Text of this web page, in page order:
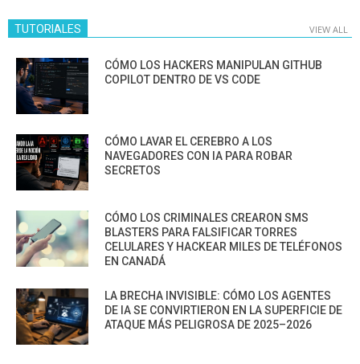
TUTORIALES VIEW ALL
CÓMO LOS HACKERS MANIPULAN GITHUB
COPILOT DENTRO DE VS CODE
CÓMO LAVAR EL CEREBRO A LOS
NAVEGADORES CON IA PARA ROBAR
SECRETOS
CÓMO LOS CRIMINALES CREARON SMS
BLASTERS PARA FALSIFICAR TORRES
CELULARES Y HACKEAR MILES DE TELÉFONOS
EN CANADÁ
LA BRECHA INVISIBLE: CÓMO LOS AGENTES
DE IA SE CONVIRTIERON EN LA SUPERFICIE DE
ATAQUE MÁS PELIGROSA DE 2025–2026